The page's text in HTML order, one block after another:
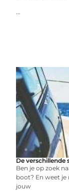
...
De
Ben je op zoek
boot? En weet
jouw